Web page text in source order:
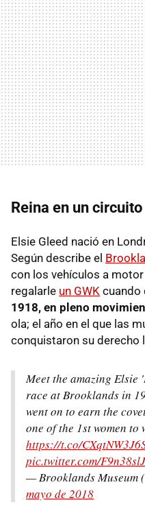
Reina en un
Elsie Gleed nació en
Según describe el
con los vehículos a
regalarle un GWK cuando
1918, en pleno
ola; el año en el que las
conquistaron su derecho
Meet the amazing
race at Brooklands in
went on to earn the
one of the 1st women
https://t.co/
pic.twitter.com/
— Brooklands Museum
mayo de 2018